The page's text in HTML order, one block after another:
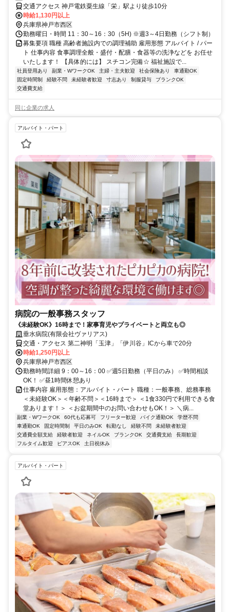
交通アクセス 神戸電鉄粟生線「栄」駅より徒歩10分
時給1,130円以上
兵庫県神戸市西区
勤務曜日・時間 11：30～16：30（5H) ※週3～4日勤務（シフト制）
募集要項 職種 高齢者施設内での調理補助 雇用形態 アルバイト / パー
ト 仕事内容 食事調理全般・盛付・配膳・食器等の洗浄などを お任せ
いたします！ 【具体的には】 スチコン完備☆ 福祉施設で...
社員登用あり 副業・WワークOK 主婦・主夫歓迎 社会保険あり
車通勤OK
固定時間制
経験不問 未経験者歓迎 寸志あり 制服貸与
ブランクOK
交通費支給
同じ企業の求人
アルバイト・パート
病院の一般事務スタッフ
《未経験OK》16時まで！家事育児やプライベートと両立も◎
垂水病院(有限会社ヴァリアス)
交通・アクセス 第二神明「玉津」「伊川谷」ICから車で20分
時給1,250円以上
兵庫県神戸市西区
勤務時間詳細 9：00～16：00 ✅週5日勤務（平日のみ） ✅時間相談
OK！ ✅昼1時間休憩あり
仕事内容 雇用形態：アルバイト・パート 職種：一般事務、総務事務
＜未経験OK＞＜年齢不問＞＜16時まで＞ ＜1食330円で利用できる食
堂あります！＞ ＜お盆期間中のお問い合わせもOK！＞ ＼病...
副業・WワークOK 60代も応募可 フリーター歓迎 バイク通勤OK
学歴不問
車通勤OK
固定時間制 平日のみOK 転勤なし 経験不問
未経験者歓迎
交通費全額支給
経験者歓迎 ネイルOK ブランクOK 交通費支給
長期歓迎
フルタイム歓迎
ピアスOK 土日祝休み
アルバイト・パート